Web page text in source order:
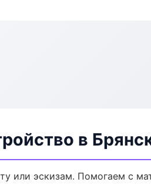
в
или эскизам. Помогаем с